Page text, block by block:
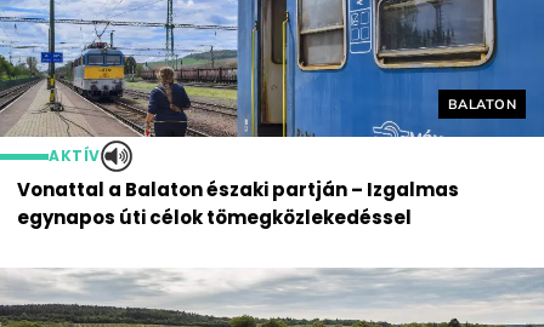
Helyszín
BALATON
AKTÍV
Vonattal a Balaton északi partján – Izgalmas
egynapos úti célok tömegközlekedéssel